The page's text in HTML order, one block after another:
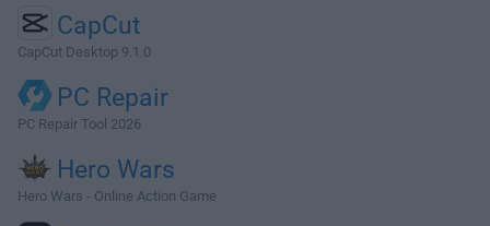
CapCut
CapCut Desktop 9.1.0
PC Repair
PC Repair Tool 2026
Hero Wars
Hero Wars - Online Action Game